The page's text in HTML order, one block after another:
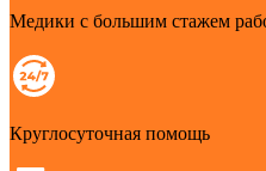
Медики с большим стажем
Круглосуточная помощь